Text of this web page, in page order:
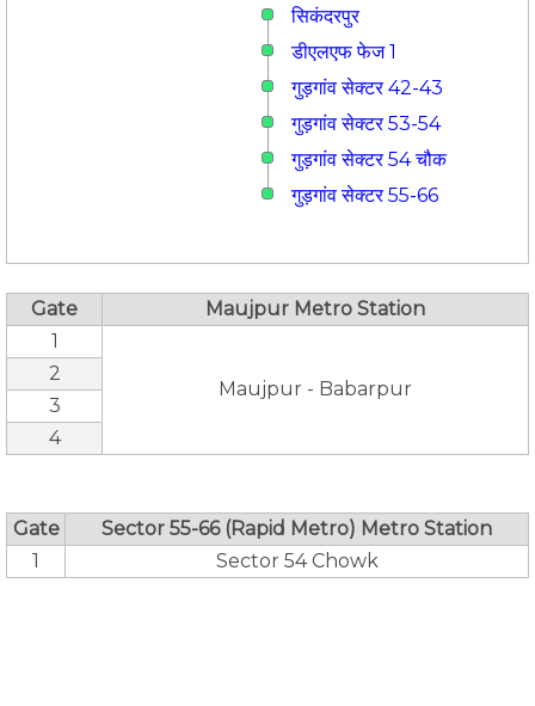
सिकंदरपुर
डीएलएफ फेज 1
गुड़गांव सेक्टर 42-43
गुड़गांव सेक्टर 53-54
गुड़गांव सेक्टर 54 चौक
गुड़गांव सेक्टर 55-66
Gate
Maujpur Metro Station
1
Maujpur - Babarpur
2
3
4
Gate
Sector 55-66 (Rapid Metro) Metro Station
1
Sector 54 Chowk